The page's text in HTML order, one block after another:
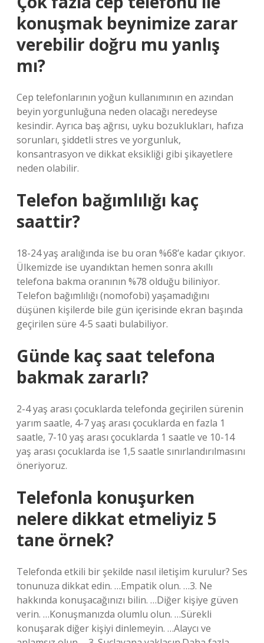
konuşmak beynimize zarar
verebilir doğru mu yanlış
mı?
Cep telefonlarının yoğun kullanımının en azından
beyin yorgunluğuna neden olacağı neredeyse
kesindir. Ayrıca baş ağrısı, uyku bozuklukları, hafıza
sorunları, şiddetli stres ve yorgunluk,
konsantrasyon ve dikkat eksikliği gibi şikayetlere
neden olabilir.
Telefon bağımlılığı kaç
saattir?
18-24 yaş aralığında ise bu oran %68’e kadar çıkıyor.
Ülkemizde ise uyandıktan hemen sonra akıllı
telefona bakma oranının %78 olduğu biliniyor.
Telefon bağımlılığı (nomofobi) yaşamadığını
düşünen kişilerde bile gün içerisinde ekran başında
geçirilen süre 4-5 saati bulabiliyor.
Günde kaç saat telefona
bakmak zararlı?
2-4 yaş arası çocuklarda telefonda geçirilen sürenin
yarım saatle, 4-7 yaş arası çocuklarda en fazla 1
saatle, 7-10 yaş arası çocuklarda 1 saatle ve 10-14
yaş arası çocuklarda ise 1,5 saatle sınırlandırılmasını
öneriyoruz.
Telefonla konuşurken
nelere dikkat etmeliyiz 5
tane örnek?
Telefonda etkili bir şekilde nasıl iletişim kurulur? Ses
tonunuza dikkat edin. …Empatik olun. …3. Ne
hakkında konuşacağınızı bilin. …Diğer kişiye güven
verin. …Konuşmanızda olumlu olun. …Sürekli
konuşarak diğer kişiyi dinlemeyin. …Alaycı ve